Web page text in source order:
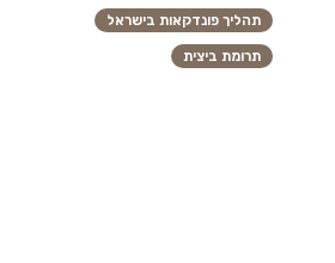
תהליך פונדקאות בישראל
תרומת ביצית